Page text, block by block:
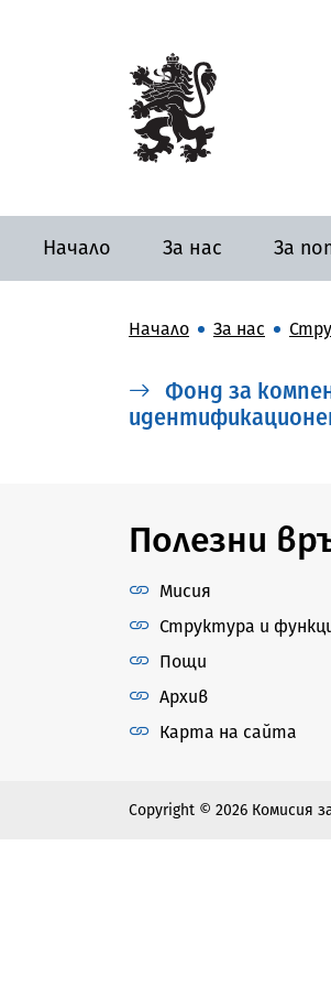
Начало За нас За
Начало За нас
Фонд за
Полезни
Мисия
Структура и
Пощи
Архив
Карта на сайта
Copyright © 2026 Комисия